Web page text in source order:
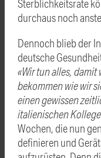
Sterblichkeitsrate
durchaus noch
Dennoch blieb der
deutsche
«Wir tun alles,
bekommen wie wir
einen gewissen
italienischen
Wochen, die nun
definieren und